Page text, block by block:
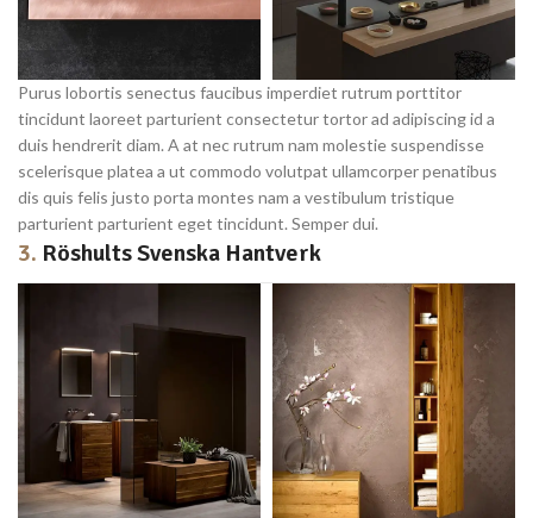
Purus lobortis senectus faucibus imperdiet rutrum porttitor
tincidunt laoreet parturient consectetur tortor ad adipiscing id a
duis hendrerit diam. A at nec rutrum nam molestie suspendisse
scelerisque platea a ut commodo volutpat ullamcorper penatibus
dis quis felis justo porta montes nam a vestibulum tristique
parturient parturient eget tincidunt. Semper dui.
3. Röshults Svenska Hantverk